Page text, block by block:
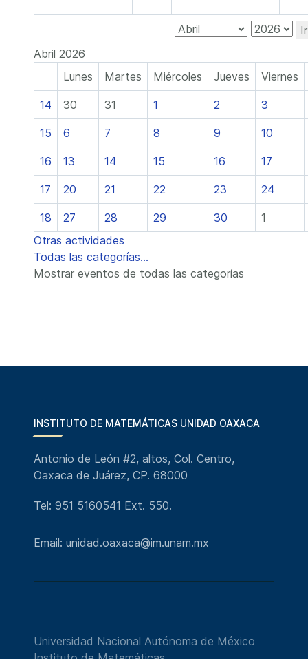
Abril 2026
Lunes
Martes Miércoles Jueves Viernes
14 30 31 1 2 3
15 6 7 8 9 10
16 13 14 15 16 17
17 20 21 22 23 24
18 27 28 29 30
1
Otras actividades
Todas las categorías...
Mostrar eventos de todas las categorías
INSTITUTO DE MATEMÁTICAS UNIDAD OAXACA
Antonio de León #2, altos, Col. Centro,
Oaxaca de Juárez, CP. 68000
Tel: 951 5160541 Ext. 550.
Email: unidad.oaxaca@im.unam.mx
Universidad Nacional Autónoma de México